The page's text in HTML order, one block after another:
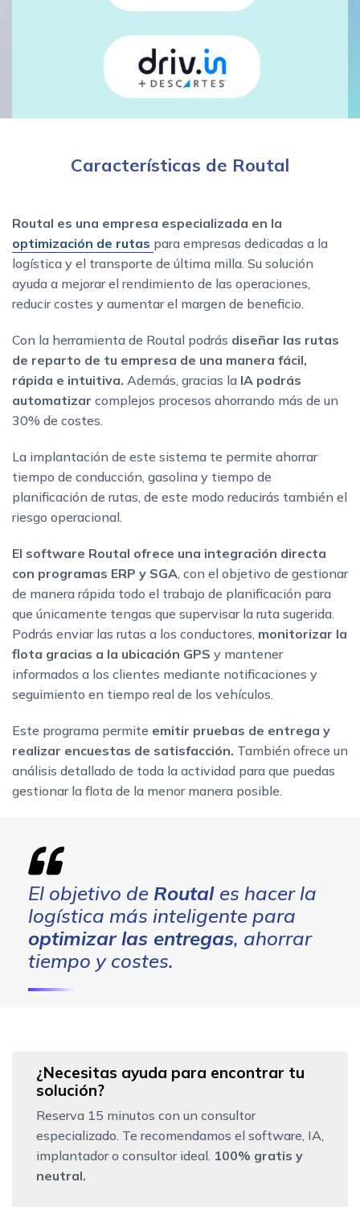
Características de Routal
Routal es una empresa especializada en la
optimización de rutas para empresas dedicadas a la
logística y el transporte de última milla. Su solución
ayuda a mejorar el rendimiento de las operaciones,
reducir costes y aumentar el margen de beneficio.
Con la herramienta de Routal podrás diseñar las rutas
de reparto de tu empresa de una manera fácil,
rápida e intuitiva. Además, gracias la IA podrás
automatizar complejos procesos ahorrando más de un
30% de costes.
La implantación de este sistema te permite ahorrar
tiempo de conducción, gasolina y tiempo de
planificación de rutas, de este modo reducirás también el
riesgo operacional.
El software Routal ofrece una integración directa
con programas ERP y SGA, con el objetivo de gestionar
de manera rápida todo el trabajo de planificación para
que únicamente tengas que supervisar la ruta sugerida.
Podrás enviar las rutas a los conductores, monitorizar la
flota gracias a la ubicación GPS y mantener
informados a los clientes mediante notificaciones y
seguimiento en tiempo real de los vehículos.
Este programa permite emitir pruebas de entrega y
realizar encuestas de satisfacción. También ofrece un
análisis detallado de toda la actividad para que puedas
gestionar la flota de la menor manera posible.
El objetivo de Routal es hacer la
logística más inteligente para
optimizar las entregas, ahorrar
tiempo y costes.
¿Necesitas ayuda para encontrar tu
solución?
Reserva 15 minutos con un consultor
especializado. Te recomendamos el software, IA,
implantador o consultor ideal. 100% gratis y
neutral.